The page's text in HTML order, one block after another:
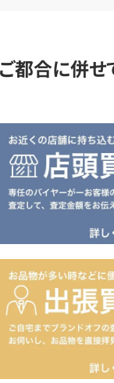
ご都合に併せ